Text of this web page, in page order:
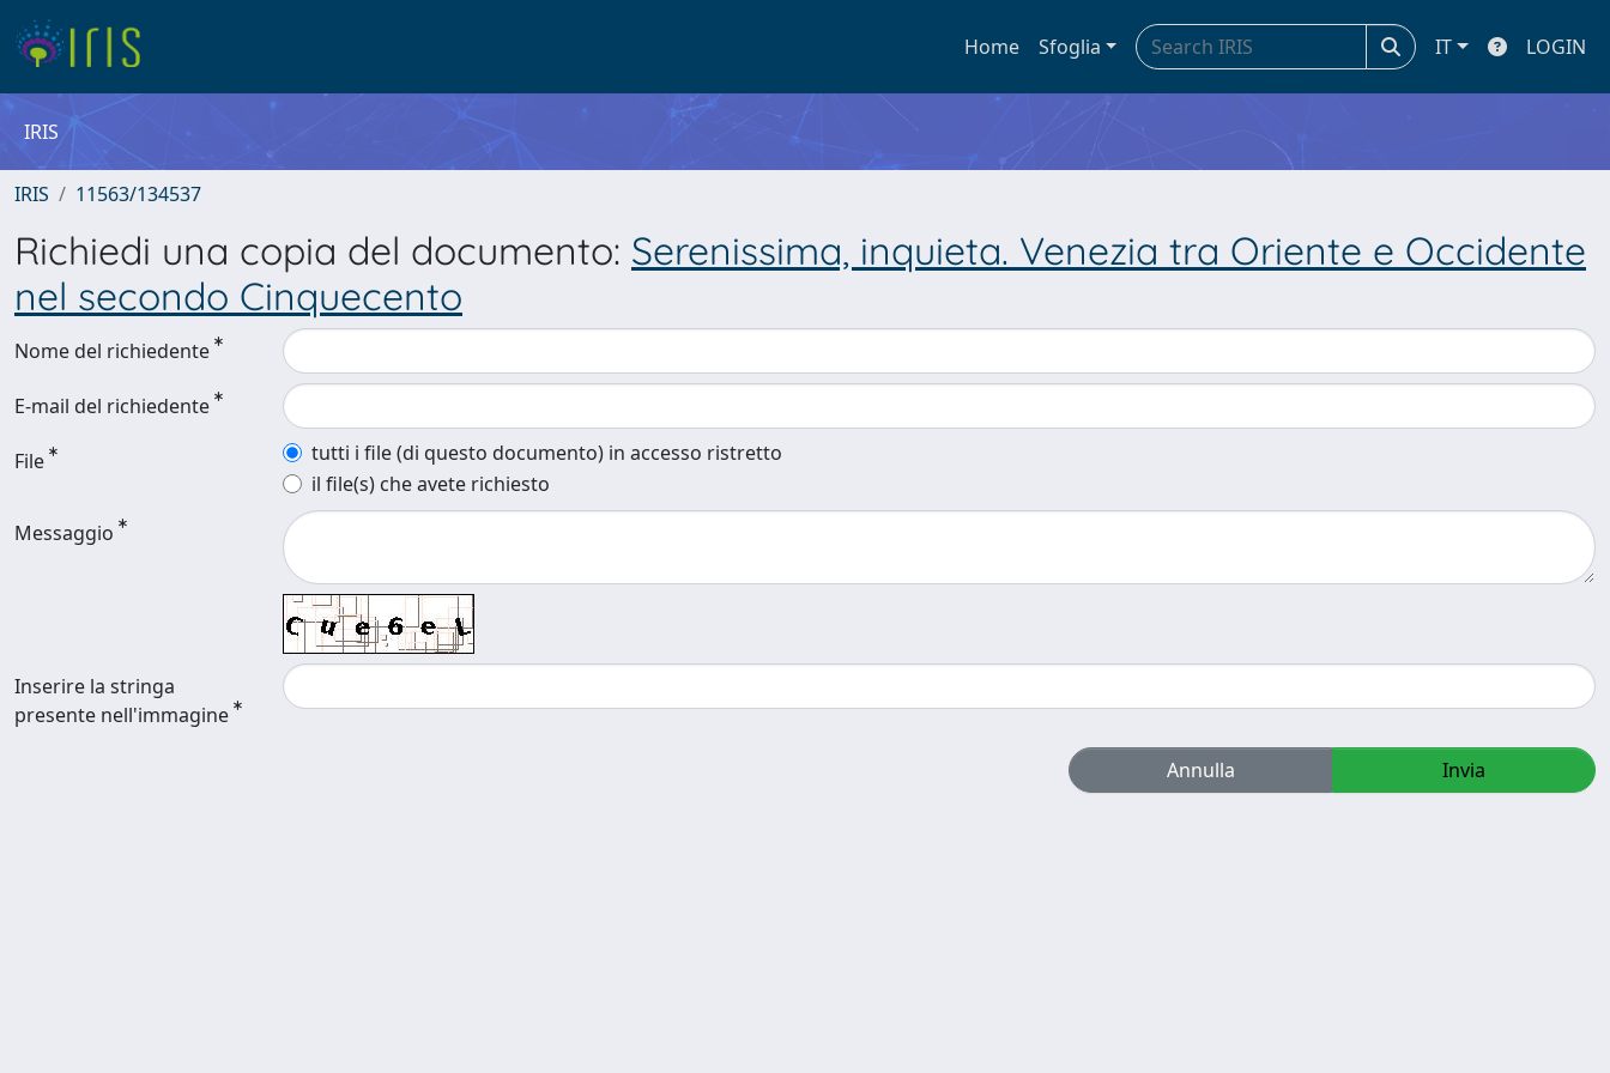
Home Sfoglia IT LOGIN
IRIS
IRIS 11563/134537
Richiedi una copia del documento: Serenissima, inquieta. Venezia tra Oriente e Occidente
nel secondo Cinquecento
Nome del richiedente
E-mail del richiedente
File
tutti i file (di questo documento) in accesso ristretto
il file(s) che avete richiesto
Messaggio
Inserire la stringa
presente nell'immagine
Annulla Invia